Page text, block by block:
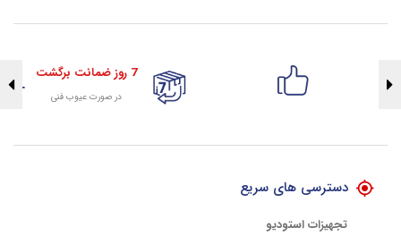
7 روز ضمانت برگشت
در صورت عیوب فنی
دسترسی های سریع
تجهیزات استودیو